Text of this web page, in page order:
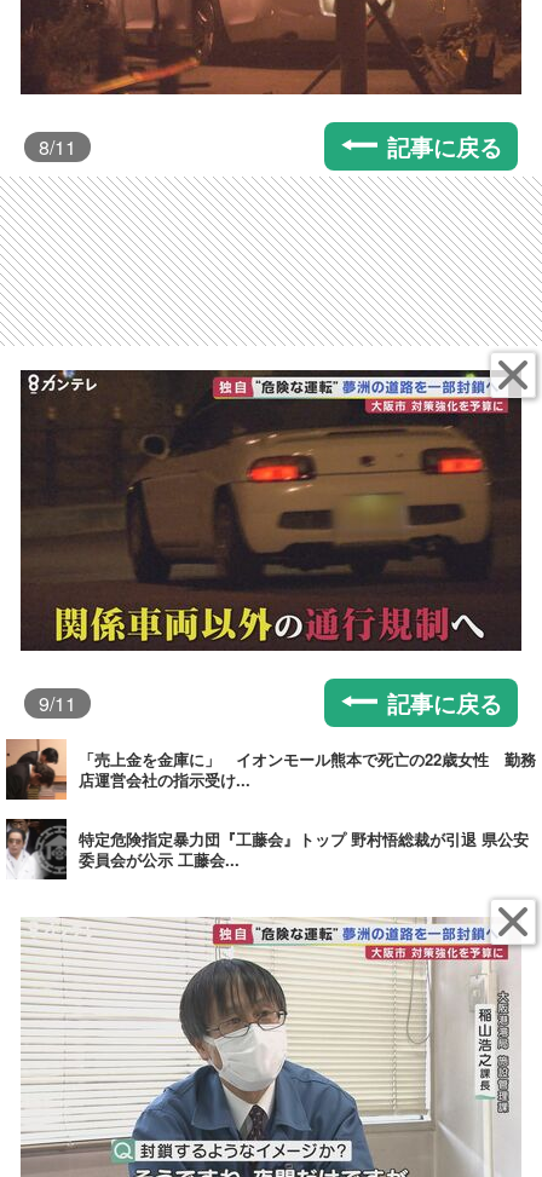
8/11 記事に戻る
9/11 記事に戻る
「売上金を金庫に」 イオンモール熊本で死亡の22歳女性 勤務
店運営会社の指示受け...
特定危険指定暴力団『工藤会』トップ 野村悟総裁が引退 県公安
委員会が公示 工藤会...